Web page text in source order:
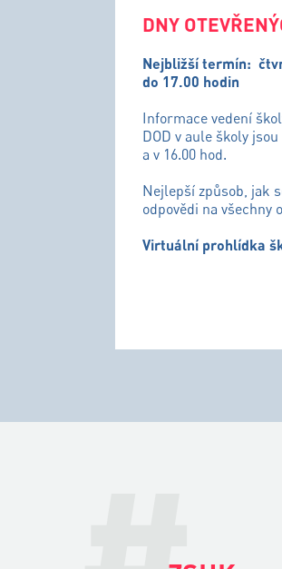
DNY
Nejbližší termín:
do 17.00 hodin
Informace vedení
DOD v aule školy jsou
a v 16.00 hod.
Nejlepší způsob, jak
odpovědi na všechny
Virtuální prohlídka